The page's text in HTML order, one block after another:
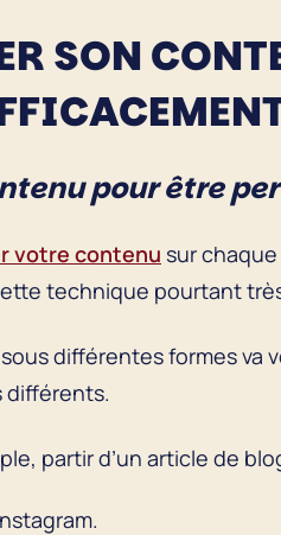
SON
pour être
votre contenu sur
technique pourtant
différentes formes va
différents.
partir d’un article de